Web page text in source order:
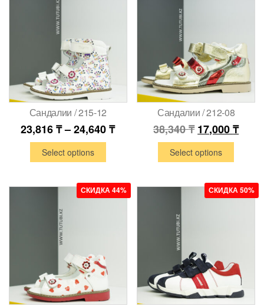
Сандалии / 215-12
23,816₸–24,640₸
Select options
Сандалии / 212-08
38,340₸ 17,000₸
Select options
СКИДКА 44% СКИДКА 50%